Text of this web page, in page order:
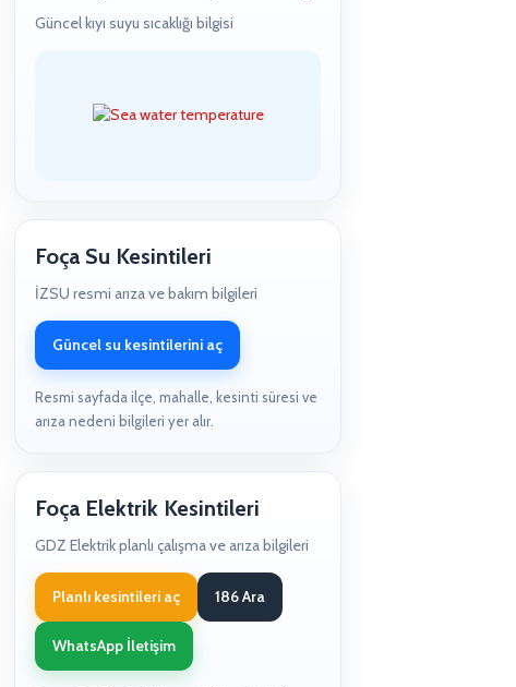
Güncel kıyı suyu sıcaklığı bilgisi
Foça Su Kesintileri
İZSU resmi arıza ve bakım bilgileri
Güncel su kesintilerini aç
Resmi sayfada ilçe, mahalle, kesinti süresi ve
arıza nedeni bilgileri yer alır.
Foça Elektrik Kesintileri
GDZ Elektrik planlı çalışma ve arıza bilgileri
Planlı kesintileri aç 186 Ara
WhatsApp İletişim